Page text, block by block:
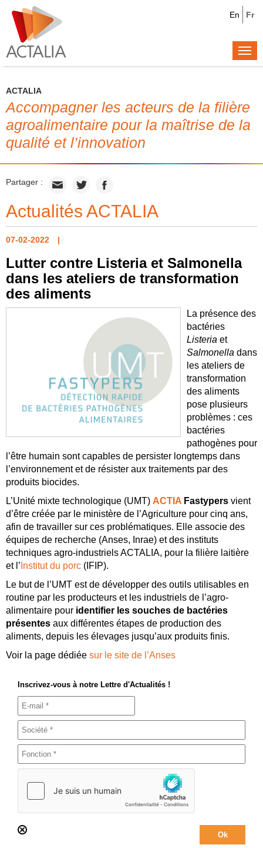
Fr
En
ACTALIA
Accompagner les acteurs de la filière
agroalimentaire pour la maîtrise de la
qualité et l’innovation
Partager :
Actualités ACTALIA
07-02-2022
Lutter contre Listeria et Salmonella
dans les ateliers de transformation
des aliments
La présence des
bactéries
Listeria et
Salmonella dans
les ateliers de
transformation
des aliments
pose plusieurs
problèmes : ces
bactéries
pathogènes pour
l’être humain sont capables de persister longtemps dans
l’environnement et de résister aux traitements par des
produits biocides.
L’Unité mixte technologique (UMT) ACTIA Fastypers vient
d’être créée par le ministère de l’Agriculture pour cinq ans,
afin de travailler sur ces problématiques. Elle associe des
équipes de recherche (Anses, Inrae) et des instituts
techniques agro-industriels ACTALIA, pour la filière laitière
et l’ Institut du porc (IFIP).
Le but de l’UMT est de développer des outils utilisables en
routine par les producteurs et les industriels de l’agro-
alimentaire pour identifier les souches de bactéries
présentes aux différentes étapes de production des
aliments, depuis les élevages jusqu’aux produits finis.
Voir la page dédiée sur le site de l’Anses
Inscrivez-vous à notre Lettre d'Actualités !